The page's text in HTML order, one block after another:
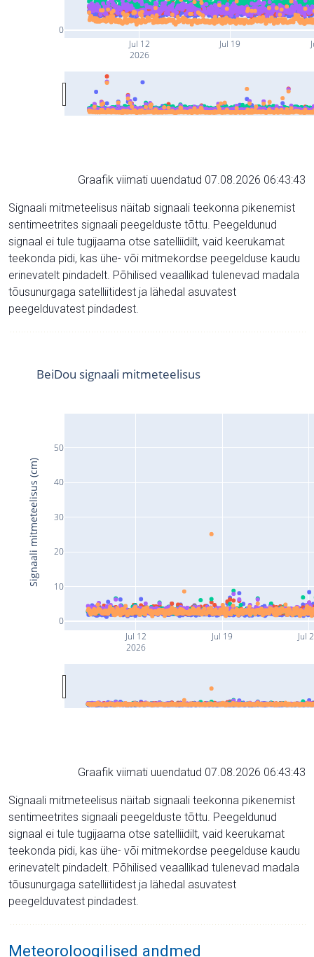
Jul 12
2026
Jul 19
0
Graafik viimati uuendatud 07.08.2026 06:43:43
Signaali mitmeteelisus näitab signaali teekonna pikenemist
sentimeetrites signaali peegelduste tõttu. Peegeldunud
signaal ei tule tugijaama otse satelliidilt, vaid keerukamat
teekonda pidi, kas ühe- või mitmekordse peegelduse kaudu
erinevatelt pindadelt. Põhilised veaallikad tulenevad madala
tõusunurgaga satelliitidest ja lähedal asuvatest
peegelduvatest pindadest.
Jul 12
2026
Jul 19 Jul
0
10
20
30
40
50
BeiDou signaali mitmeteelisus
Signaali mitmeteelisus (cm)
Graafik viimati uuendatud 07.08.2026 06:43:43
Signaali mitmeteelisus näitab signaali teekonna pikenemist
sentimeetrites signaali peegelduste tõttu. Peegeldunud
signaal ei tule tugijaama otse satelliidilt, vaid keerukamat
teekonda pidi, kas ühe- või mitmekordse peegelduse kaudu
erinevatelt pindadelt. Põhilised veaallikad tulenevad madala
tõusunurgaga satelliitidest ja lähedal asuvatest
peegelduvatest pindadest.
Meteoroloogilised andmed